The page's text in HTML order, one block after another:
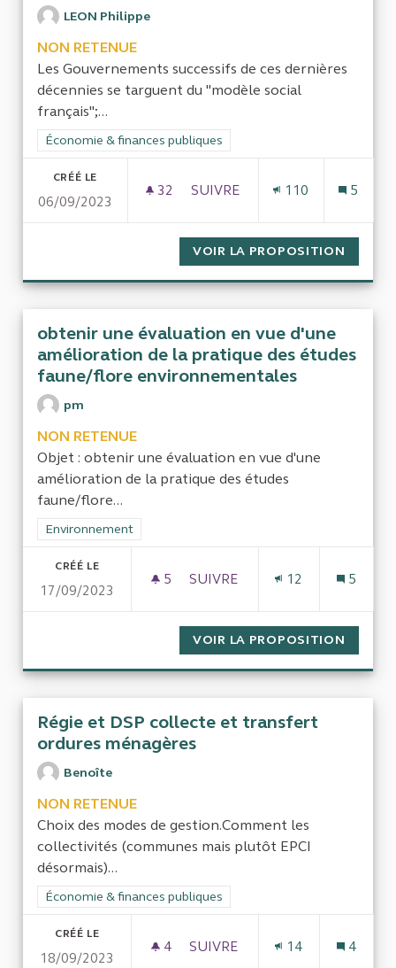
LEON Philippe
NON RETENUE
Les Gouvernements successifs de ces dernières
décennies se targuent du "modèle social
français";...
Filtrer les résultats de la catégorie : Économie & finances
Économie & finances publiques
CRÉÉ LE
06/09/2023
32 32 ABONNÉS
SUIVRE
110 5
VOIR LA PROPOSITION
obtenir une évaluation en vue d'une
amélioration de la pratique des études
faune/flore environnementales
pm
NON RETENUE
Objet : obtenir une évaluation en vue d'une
amélioration de la pratique des études
faune/flore...
Filtrer les résultats de la catégorie : Environnement
Environnement
CRÉÉ LE
17/09/2023
5 5 ABONNÉS
SUIVRE
12 5
VOIR LA PROPOSITION
Régie et DSP collecte et transfert
ordures ménagères
Benoîte
NON RETENUE
Choix des modes de gestion.Comment les
collectivités (communes mais plutôt EPCI
désormais)...
Filtrer les résultats de la catégorie : Économie & finances
Économie & finances publiques
CRÉÉ LE
18/09/2023
4 4 ABONNÉS
SUIVRE
14 4